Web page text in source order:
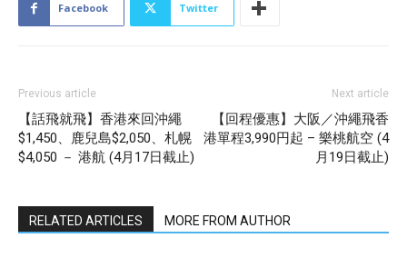
Facebook Twitter
Previous article
【話飛就飛】香港來回沖繩
$1,450、鹿兒島$2,050、札幌
$4,050 － 港航 (4月17日截止)
Next article
【回程優惠】大阪／沖繩飛香
港單程3,990円起 – 樂桃航空 (4
月19日截止)
RELATED ARTICLES MORE FROM AUTHOR